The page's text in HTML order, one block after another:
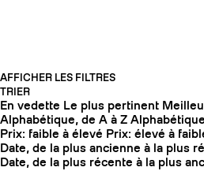
AFFICHER LES FILTRES
TRIER
En vedette Le plus pertinent
Alphabétique, de A à Z
Prix: faible à élevé Prix: élevé à
Date, de la plus ancienne à la plus
Date, de la plus récente à la plus